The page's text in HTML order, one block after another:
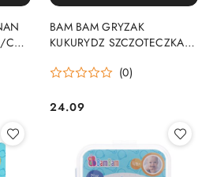
C
BAM BAM GRYZAK
KUKURYDZ SZCZOTECZKA
(0)
Cena:
24.09